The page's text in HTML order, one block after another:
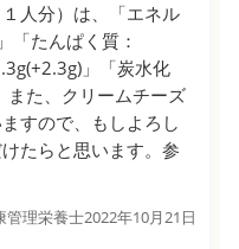
人分）は、「エネル
「たんぱく質：
」「炭水化
た、クリームチーズ
すので、もしよろし
たらと思います。参
管理栄養士2022年10月21日